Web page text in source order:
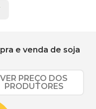
e venda de soja
VER PREÇO DOS
PRODUTORES